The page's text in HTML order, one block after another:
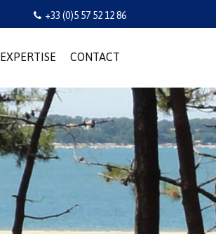
+33 (0)5 57 52 12 86
EXPERTISE CONTACT